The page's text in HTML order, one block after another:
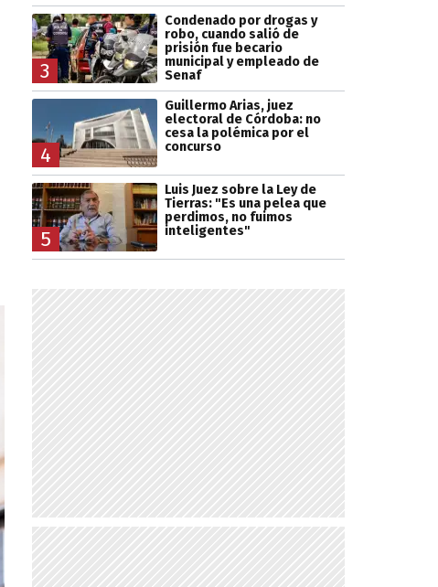
3
Condenado por drogas y
robo, cuando salió de
prisión fue becario
municipal y empleado de
Senaf
4
Guillermo Arias, juez
electoral de Córdoba: no
cesa la polémica por el
concurso
5
Luis Juez sobre la Ley de
Tierras: "Es una pelea que
perdimos, no fuimos
inteligentes"